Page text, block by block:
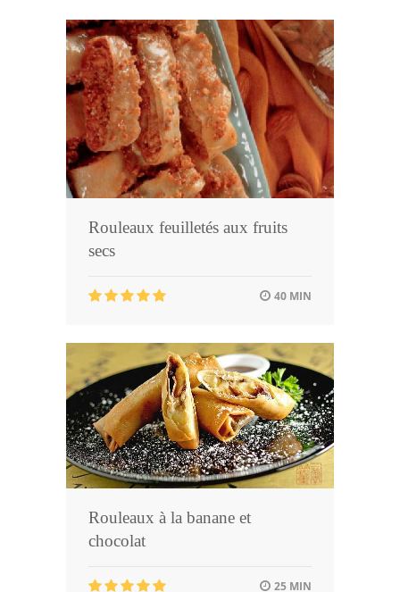
Rouleaux feuilletés aux fruits
secs
40 MIN
Rouleaux à la banane et
chocolat
25 MIN